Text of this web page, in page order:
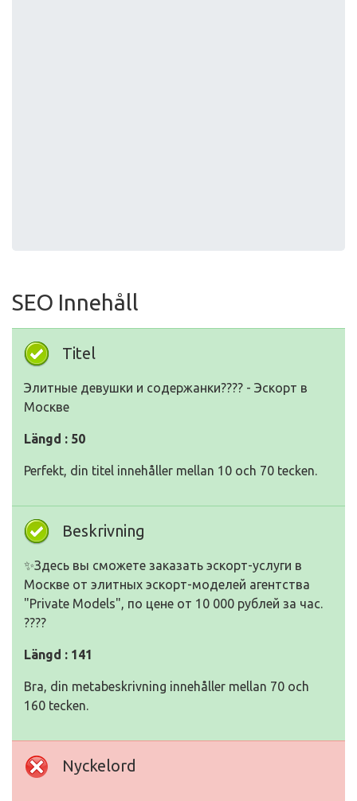
SEO Innehåll
Titel
Элитные девушки и содержанки???? - Эскорт в
Москве
Längd : 50
Perfekt, din titel innehåller mellan 10 och 70 tecken.
Beskrivning
✨Здесь вы сможете заказать эскорт-услуги в
Москве от элитных эскорт-моделей агентства
"Private Models", по цене от 10 000 рублей за час.
????
Längd : 141
Bra, din metabeskrivning innehåller mellan 70 och
160 tecken.
Nyckelord